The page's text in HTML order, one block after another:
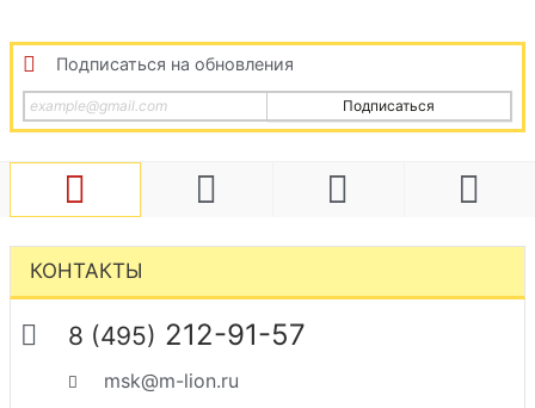
Подписаться на обновления
Подписаться
КОНТАКТЫ
8 (495) 212-91-57
msk@m-lion.ru